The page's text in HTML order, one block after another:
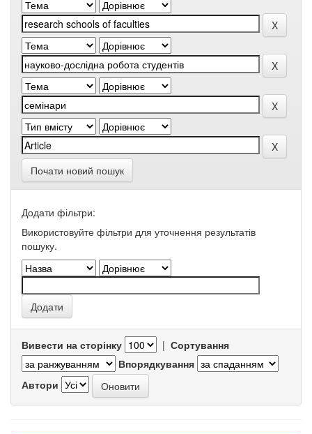
Почати новий пошук
Додати фільтри:
Використовуйте фільтри для уточнення результатів
пошуку.
Вивести на сторінку | Сортування
Впорядкування
Автори